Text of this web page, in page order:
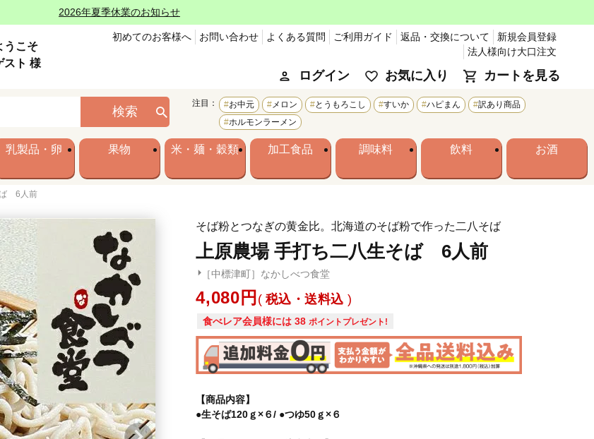
2026年夏季休業のお知らせ
うこそ
スト 様
初めてのお客様へ お問い合わせ よくある質問 ご利用ガイド 返品・交換について
新規会員登録
法人様向け大口注文
ログイン お気に入り カートを見る
検索
注目： お中元 メロン とうもろこし すいか ハピまん
訳あり商品
ホルモンラーメン
乳製品・卵 果物 米・麺・穀類 加工食品 調味料 飲料 お酒
ば 6人前
そば粉とつなぎの黄金比。北海道のそば粉で作った二八そば
上原農場 手打ち二八生そば 6人前
［中標津町］なかしべつ食堂
4,080 税込・送料込
食べレア会員様には 38 ポイントプレゼント!
【商品内容】
●生そば120ｇ×６/ ●つゆ50ｇ×６